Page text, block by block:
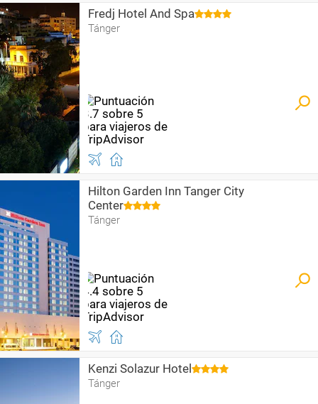
Fredj Hotel And Spa
Tánger
Hilton Garden Inn Tanger City
Center
Tánger
Kenzi Solazur Hotel
Tánger